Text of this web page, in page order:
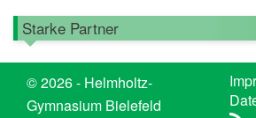
Starke Partner
© 2026 - Helmholtz-
Gymnasium Bielefeld